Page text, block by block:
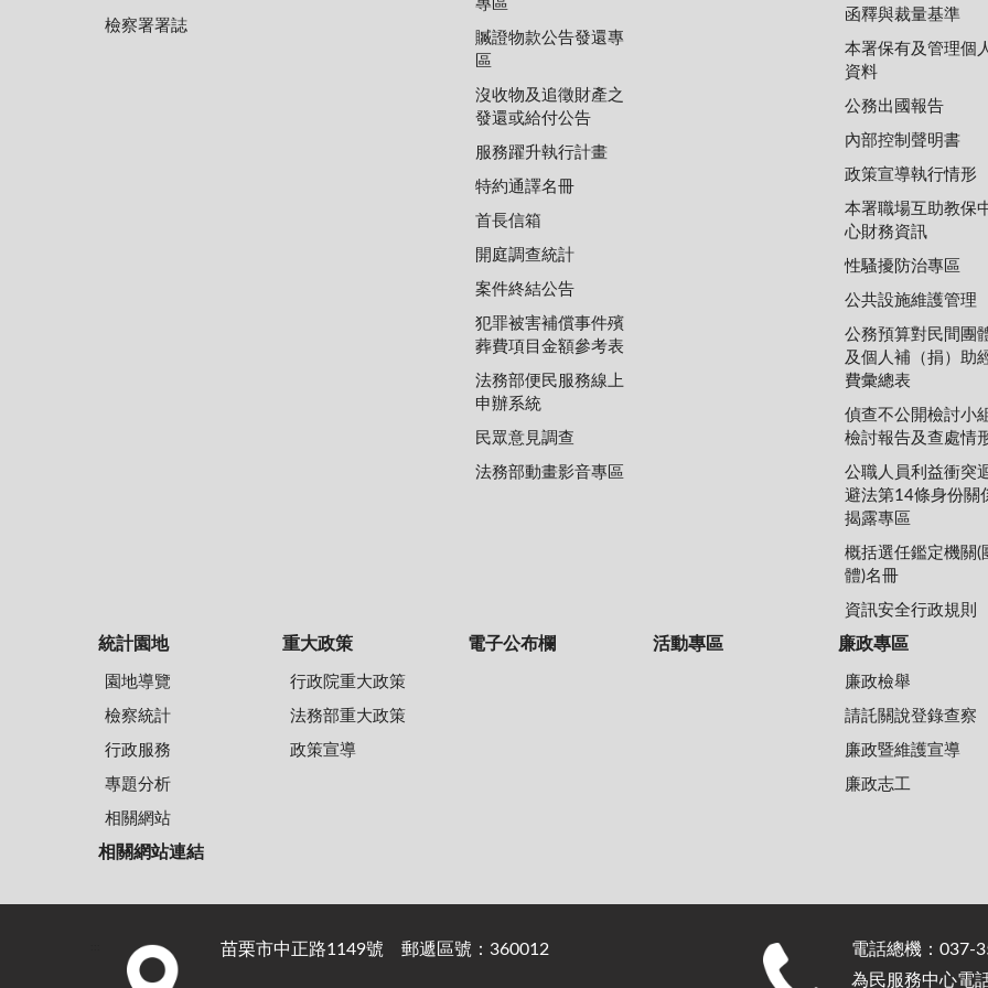
檢察署署誌
專區
贓證物款公告發還專
區
沒收物及追徵財產之
發還或給付公告
服務躍升執行計畫
特約通譯名冊
首長信箱
開庭調查統計
案件終結公告
犯罪被害補償事件殯
葬費項目金額參考表
法務部便民服務線上
申辦系統
民眾意見調查
法務部動畫影音專區
函釋與裁量基準
本署保有及管理個
資料
公務出國報告
內部控制聲明書
政策宣導執行情形
本署職場互助教保
心財務資訊
性騷擾防治專區
公共設施維護管理
公務預算對民間團
及個人補（捐）助
費彙總表
偵查不公開檢討小
檢討報告及查處情
公職人員利益衝突
避法第14條身份關
揭露專區
概括選任鑑定機關(
體)名冊
資訊安全行政規則
統計園地
園地導覽
檢察統計
行政服務
專題分析
相關網站
重大政策
行政院重大政策
法務部重大政策
政策宣導
電子公布欄 活動專區 廉政專區
廉政檢舉
請託關說登錄查察
廉政暨維護宣導
廉政志工
相關網站連結
苗栗市中正路1149號 郵遞區號：360012
電話總機：037-
為民服務中心電